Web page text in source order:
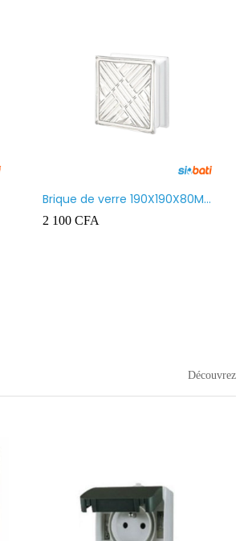
Brique de verre 190X190X80MM
CROSS
2 100 CFA
Découvrez